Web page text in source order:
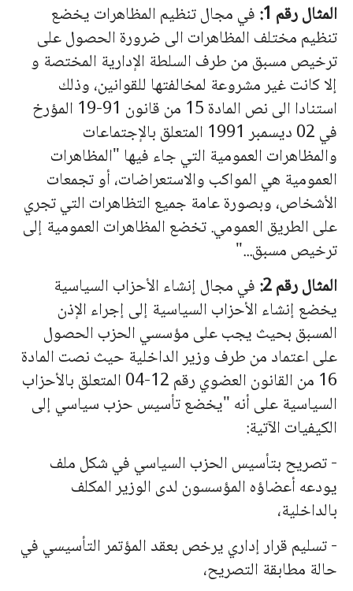
المثال رقم 1:
في مجال تنظيم المظاهرات يخضع
تنظيم مختلف المظاهرات الى ضرورة الحصول على
ترخيص مسبق من طرف السلطة الإدارية المختصة و
إلا كانت غير مشروعة لمخالفتها للقوانين، وذلك
استنادا الى نص المادة 15 من قانون 91-19 المؤرخ
في 02 ديسمبر 1991 المتعلق بالإجتماعات
والمظاهرات العمومية التي جاء فيها "المظاهرات
العمومية هي المواكب والاستعراضات، أو تجمعات
الأشخاص، وبصورة عامة جميع التظاهرات التي تجري
على الطريق العمومي. تخضع المظاهرات العمومية إلى
ترخيص مسبق..."
المثال رقم 2:
في مجال إنشاء الأحزاب السياسية
يخضع إنشاء الأحزاب السياسية إلى إجراء الإذن
المسبق بحيث يجب على مؤسسي الحزب الحصول
على اعتماد من طرف وزير الداخلية حيث نصت المادة
16 من القانون العضوي رقم 12-04 المتعلق بالأحزاب
السياسية على أنه "يخضع تأسيس حزب سياسي إلى
الكيفيات الآتية:
- تصريح بتأسيس الحزب السياسي في شكل ملف
يودعه أعضاؤه المؤسسون لدى الوزير المكلف
بالداخلية،
- تسليم قرار إداري يرخص بعقد المؤتمر التأسيسي في
حالة مطابقة التصريح،